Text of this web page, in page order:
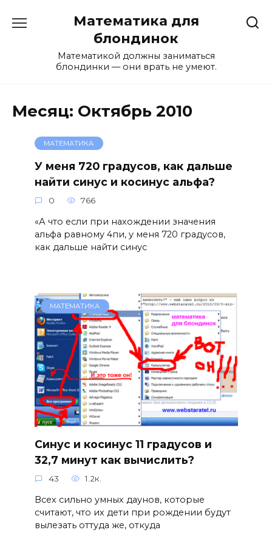
Математика для
блондинок
Математикой должны заниматься
блондинки — они врать не умеют.
Месяц: Октябрь 2010
МАТЕМАТИКА
У меня 720 градусов, как дальше
найти синус и косинус альфа?
0 766
«А что если при нахождении значения
альфа равному 4пи, у меня 720 градусов,
как дальше найти синус
МАТЕМАТИКА
Синус и косинус 11 градусов и
32,7 минут как вычислить?
43 1.2к.
Всех сильно умных даунов, которые
считают, что их дети при рождении будут
вылезать оттуда же, откуда